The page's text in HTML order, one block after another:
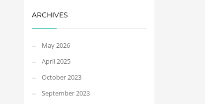
ARCHIVES
May 2026
April 2025
October 2023
September 2023